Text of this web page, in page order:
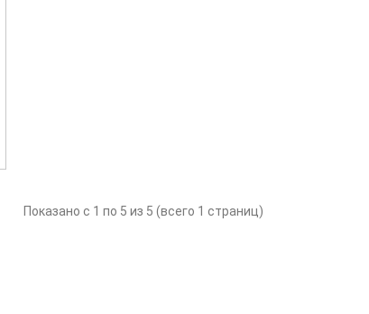
Показано с 1 по 5 из 5 (всего 1 страниц)